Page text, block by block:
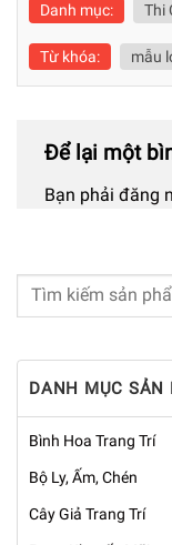
Danh mục: Thi
Từ khóa: mẫu
Để lại một
Bạn phải đăng
DANH MỤC SẢN
Bình Hoa Trang Trí
Bộ Ly, Ấm, Chén
Cây Giả Trang Trí